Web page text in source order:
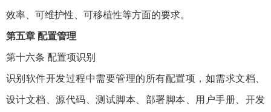
效率、可维护性、可移植性等方面的要求。
第五章 配置管理
第十六条 配置项识别
识别软件开发过程中需要管理的所有配置项，如需求文档、
设计文档、源代码、测试脚本、部署脚本、用户手册、开发